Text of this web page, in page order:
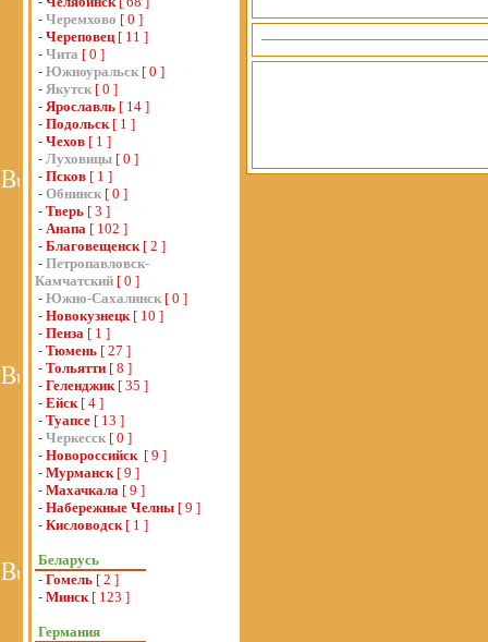
- Черемхово [ 0 ]
- Череповец[ 11 ]
- Чита [ 0 ]
- Южноуральск [ 0 ]
- Якутск [ 0 ]
- Ярославль [ 14 ]
- Подольск[ 1 ]
- Чехов [ 1 ]
- Луховицы [ 0 ]
- Псков [ 1 ]
- Обнинск [ 0 ]
- Тверь [ 3 ]
- Анапа [ 102 ]
- Благовещенск[ 2 ]
- Петропавловск-
Камчатский [ 0 ]
- Южно-Сахалинск [ 0 ]
- Новокузнецк[ 10 ]
- Пенза [ 1 ]
- Тюмень [ 27 ]
- Тольятти [ 8 ]
- Геленджик[ 35 ]
- Ейск[ 4 ]
- Туапсе [ 13 ]
- Черкесск [ 0 ]
- Новороссийск [ 9 ]
- Мурманск[ 9 ]
- Махачкала [ 9 ]
- Набережные Челны [ 9 ]
- Кисловодск[ 1 ]
Беларусь
- Гомель [ 2 ]
- Минск[ 123 ]
Германия